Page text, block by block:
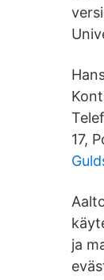
17,
ja